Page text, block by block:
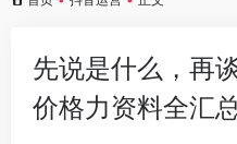
先说是什么，再
价格力资料全汇